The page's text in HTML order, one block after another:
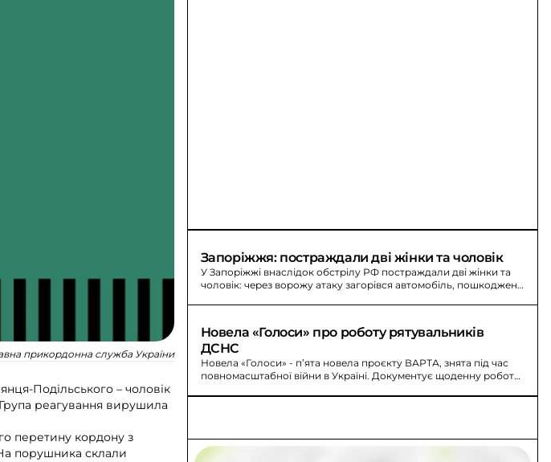
прикордонна служба України
Подільського – чоловік
реагування вирушила
перетину кордону з
порушника склали
Запоріжжя: постраждали дві жінки та чоловік
У Запоріжжі внаслідок обстрілу РФ постраждали дві жінки та
чоловік: через ворожу атаку загорівся автомобіль, пошкоджено
Новела «Голоси» про роботу рятувальників
ДСНС
Новела «Голоси» - п’ята новела проєкту ВАРТА, знята під час
повномасштабної війни в Україні. Документує щоденну роботу